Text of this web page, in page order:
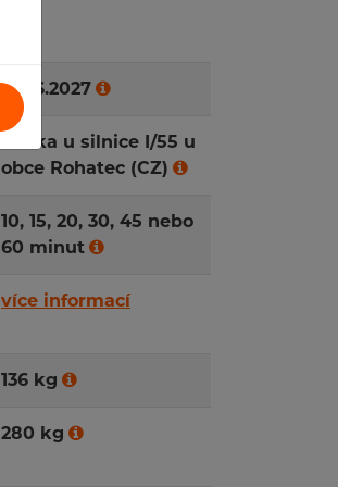
12.06.2027
Louka u silnice I/55 u
obce Rohatec (CZ)
10, 15, 20, 30, 45 nebo
60 minut
více informací
136 kg
280 kg